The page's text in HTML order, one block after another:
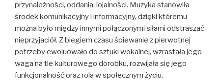
przynależności, oddania, lojalności. Muzyka stanowiła
środek komunikacyjny i informacyjny, dzięki któremu
można było między innymi połączonymi siłami odstraszać
nieprzyjaciół. Z biegiem czasu śpiewanie z pierwotnej
potrzeby ewoluowało do sztuki wokalnej, wzrastała jego
waga na tle kulturowego dorobku, rozwijała się jego
funkcjonalność oraz rola w społecznym życiu.